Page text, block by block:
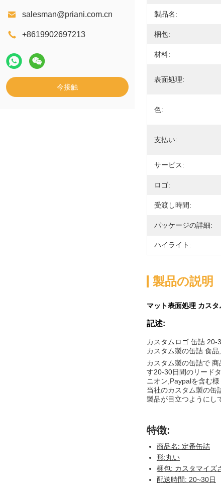
salesman@priani.com.cn
+8619902697213
今接触
製品名:
梱包:
材料:
表面処理:
色:
支払い:
サービス:
ロゴ:
受渡し時間:
パッケージの詳細:
ハイライト:
製品の説明
マット表面処理 カス
記述:
カスタムロゴ 缶詰 20-
カスタム製の缶詰 食
カスタム製の缶詰で
す20-30日間のリード
ニオン,Paypalを含む
当社のカスタム製の缶
製品が目立つようにし
特徴:
商品名: 定番缶詰
形:丸い
梱包: カスタマイズ
配送時間: 20~30日